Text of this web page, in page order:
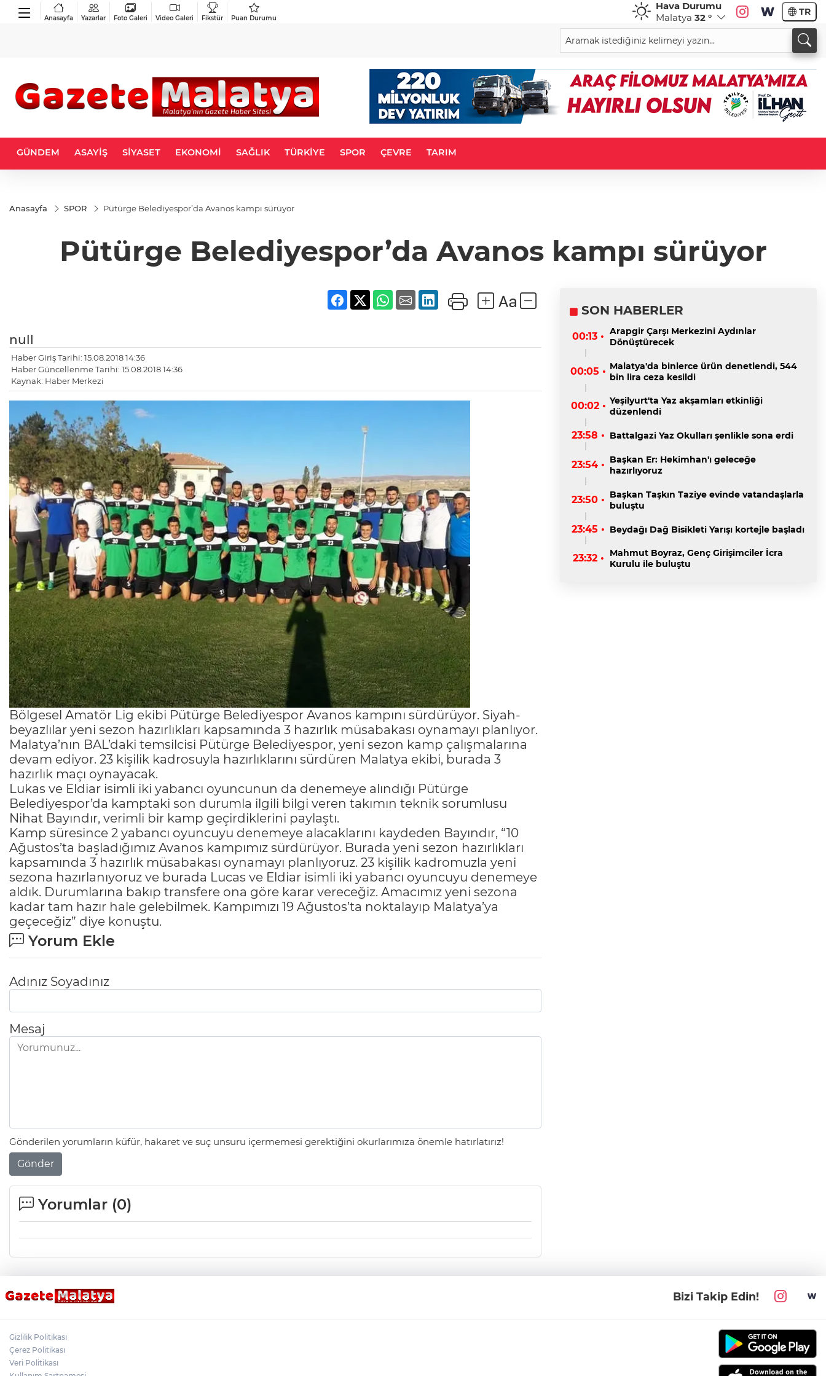
Anasayfa Yazarlar Foto Galeri Video Galeri Fikstür Puan Durumu
Hava Durumu
Malatya 32 ° TR
GÜNDEM ASAYİŞ SİYASET EKONOMİ SAĞLIK TÜRKİYE SPOR ÇEVRE TARIM
Anasayfa SPOR Pütürge Belediyespor’da Avanos kampı sürüyor
Pütürge Belediyespor’da Avanos kampı sürüyor
null
Haber Giriş Tarihi: 15.08.2018 14:36
Haber Güncellenme Tarihi: 15.08.2018 14:36
Kaynak: Haber Merkezi
Bölgesel Amatör Lig ekibi Pütürge Belediyespor Avanos kampını sürdürüyor. Siyah-
beyazlılar yeni sezon hazırlıkları kapsamında 3 hazırlık müsabakası oynamayı planlıyor.
Malatya’nın BAL’daki temsilcisi Pütürge Belediyespor, yeni sezon kamp çalışmalarına
devam ediyor. 23 kişilik kadrosuyla hazırlıklarını sürdüren Malatya ekibi, burada 3
hazırlık maçı oynayacak.
Lukas ve Eldiar isimli iki yabancı oyuncunun da denemeye alındığı Pütürge
Belediyespor’da kamptaki son durumla ilgili bilgi veren takımın teknik sorumlusu
Nihat Bayındır, verimli bir kamp geçirdiklerini paylaştı.
Kamp süresince 2 yabancı oyuncuyu denemeye alacaklarını kaydeden Bayındır, “10
Ağustos’ta başladığımız Avanos kampımız sürdürüyor. Burada yeni sezon hazırlıkları
kapsamında 3 hazırlık müsabakası oynamayı planlıyoruz. 23 kişilik kadromuzla yeni
sezona hazırlanıyoruz ve burada Lucas ve Eldiar isimli iki yabancı oyuncuyu denemeye
aldık. Durumlarına bakıp transfere ona göre karar vereceğiz. Amacımız yeni sezona
kadar tam hazır hale gelebilmek. Kampımızı 19 Ağustos’ta noktalayıp Malatya’ya
geçeceğiz” diye konuştu.
Yorum Ekle
Adınız Soyadınız
Mesaj
Gönderilen yorumların küfür, hakaret ve suç unsuru içermemesi gerektiğini okurlarımıza önemle hatırlatırız!
Gönder
Yorumlar (0)
SON HABERLER
00:13 • Arapgir Çarşı Merkezini Aydınlar
Dönüştürecek
00:05 • Malatya'da binlerce ürün denetlendi, 544
bin lira ceza kesildi
00:02 • Yeşilyurt'ta Yaz akşamları etkinliği
düzenlendi
23:58 • Battalgazi Yaz Okulları şenlikle sona erdi
23:54 • Başkan Er: Hekimhan'ı geleceğe
hazırlıyoruz
23:50 • Başkan Taşkın Taziye evinde vatandaşlarla
buluştu
23:45 • Beydağı Dağ Bisikleti Yarışı kortejle başladı
23:32 •
Mahmut Boyraz, Genç Girişimciler İcra
Kurulu ile buluştu
Bizi Takip Edin!
Gizlilik Politikası
Çerez Politikası
Veri Politikası